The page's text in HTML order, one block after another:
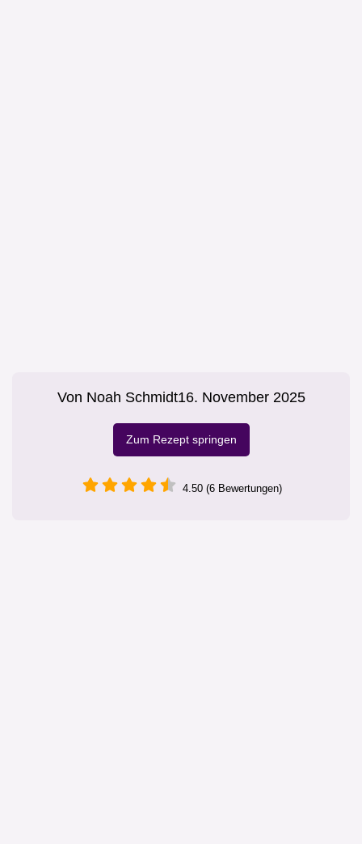
Von Noah Schmidt16. November 2025
Zum Rezept springen
4.50 (6 Bewertungen)